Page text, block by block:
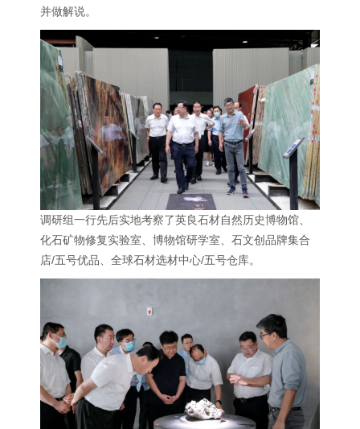
并做解说。
调研组一行先后实地考察了英良石材自然历史博物馆、
化石矿物修复实验室、博物馆研学室、石文创品牌集合
店/五号优品、全球石材选材中心/五号仓库。